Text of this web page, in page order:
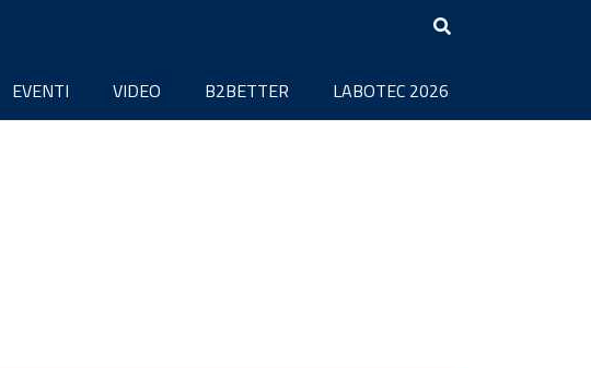
EVENTI VIDEO B2BETTER LABOTEC 2026